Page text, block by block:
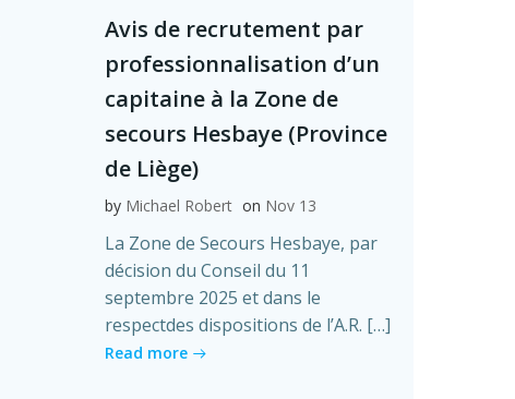
Avis de recrutement par
professionnalisation d’un
capitaine à la Zone de
secours Hesbaye (Province
de Liège)
by Michael Robert on Nov 13
La Zone de Secours Hesbaye, par
décision du Conseil du 11
septembre 2025 et dans le
respectdes dispositions de l’A.R. […]
Read more